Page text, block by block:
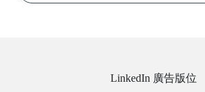
LinkedIn 廣告版位